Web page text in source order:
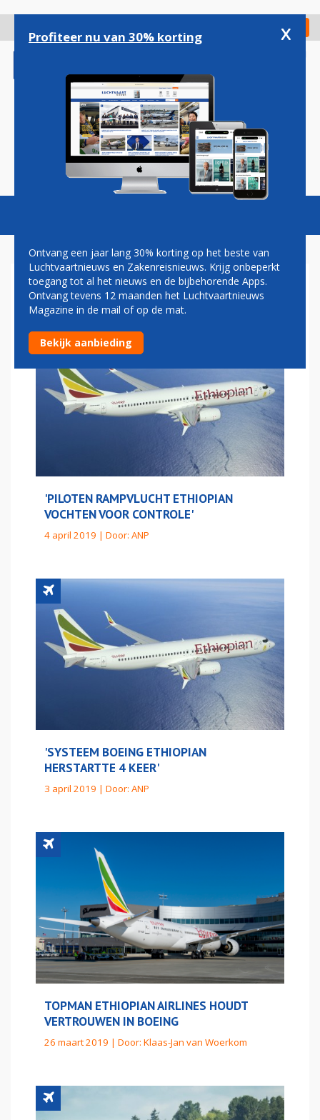
gaan
Check in
Magazine Podcasts Vacatures
VLUCHT ET302
'PILOTEN RAMPVLUCHT ETHIOPIAN
VOCHTEN VOOR CONTROLE'
4 april 2019 | Door: ANP
'SYSTEEM BOEING ETHIOPIAN
HERSTARTTE 4 KEER'
3 april 2019 | Door: ANP
TOPMAN ETHIOPIAN AIRLINES HOUDT
VERTROUWEN IN BOEING
26 maart 2019 | Door: Klaas-Jan van Woerkom
Profiteer nu van 30% korting x
Ontvang een jaar lang 30% korting op het beste van
Luchtvaartnieuws en Zakenreisnieuws. Krijg onbeperkt
toegang tot al het nieuws en de bijbehorende Apps.
Ontvang tevens 12 maanden het Luchtvaartnieuws
Magazine in de mail of op de mat.
Bekijk aanbieding